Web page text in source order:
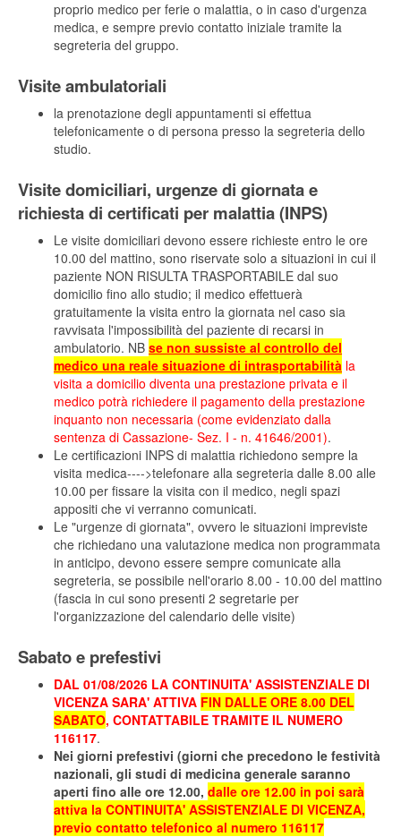
proprio medico per ferie o malattia, o in caso d'urgenza
medica, e sempre previo contatto iniziale tramite la
segreteria del gruppo.
Visite ambulatoriali
la prenotazione degli appuntamenti si effettua
telefonicamente o di persona presso la segreteria dello
studio.
Visite domiciliari, urgenze di giornata e
richiesta di certificati per malattia (INPS)
Le visite domiciliari devono essere richieste entro le ore
10.00 del mattino, sono riservate solo a situazioni in cui il
paziente NON RISULTA TRASPORTABILE dal suo
domicilio fino allo studio; il medico effettuerà
gratuitamente la visita entro la giornata nel caso sia
ravvisata l'impossibilità del paziente di recarsi in
ambulatorio. NB se non sussiste al controllo del
medico una reale situazione di intrasportabilità la
visita a domicilio diventa una prestazione privata e il
medico potrà richiedere il pagamento della prestazione
inquanto non necessaria (come evidenziato dalla
sentenza di Cassazione- Sez. I - n. 41646/2001).
Le certificazioni INPS di malattia richiedono sempre la
visita medica---->telefonare alla segreteria dalle 8.00 alle
10.00 per fissare la visita con il medico, negli spazi
appositi che vi verranno comunicati.
Le "urgenze di giornata", ovvero le situazioni impreviste
che richiedano una valutazione medica non programmata
in anticipo, devono essere sempre comunicate alla
segreteria, se possibile nell'orario 8.00 - 10.00 del mattino
(fascia in cui sono presenti 2 segretarie per
l'organizzazione del calendario delle visite)
Sabato e prefestivi
DAL 01/08/2026 LA CONTINUITA' ASSISTENZIALE DI
VICENZA SARA' ATTIVA FIN DALLE ORE 8.00 DEL
SABATO, CONTATTABILE TRAMITE IL NUMERO
116117.
Nei giorni prefestivi (giorni che precedono le festività
nazionali, gli studi di medicina generale saranno
aperti fino alle ore 12.00, dalle ore 12.00 in poi sarà
attiva la CONTINUITA' ASSISTENZIALE DI VICENZA,
previo contatto telefonico al numero 116117